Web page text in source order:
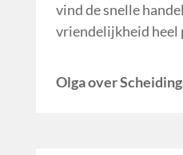
vind de snelle
vriendelijkheid heel
Olga over